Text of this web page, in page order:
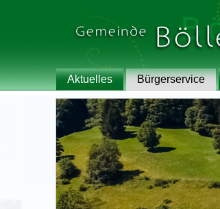
Aktuelles Bürgerservice